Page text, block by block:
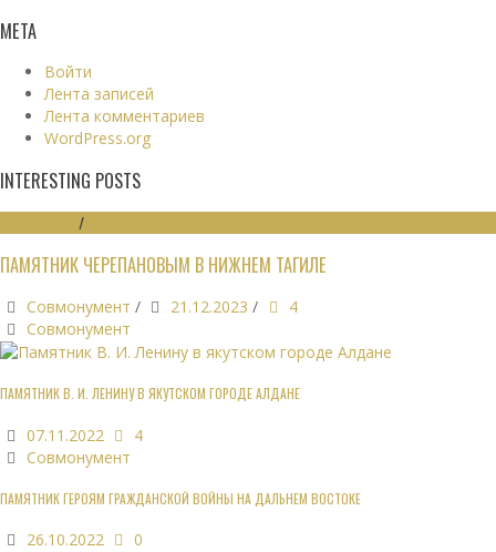
МЕТА
Войти
Лента записей
Лента комментариев
WordPress.org
INTERESTING POSTS
/
ПАМЯТНИК ЧЕРЕПАНОВЫМ В НИЖНЕМ ТАГИЛЕ
Совмонумент / 21.12.2023 /
4
Совмонумент
ПАМЯТНИК В. И. ЛЕНИНУ В ЯКУТСКОМ ГОРОДЕ АЛДАНЕ
07.11.2022
4
Совмонумент
ПАМЯТНИК ГЕРОЯМ ГРАЖДАНСКОЙ ВОЙНЫ НА ДАЛЬНЕМ ВОСТОКЕ
26.10.2022 0